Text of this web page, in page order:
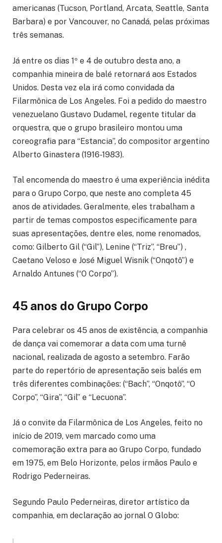
americanas (Tucson, Portland, Arcata, Seattle, Santa
Barbara) e por Vancouver, no Canadá, pelas próximas
três semanas.
Já entre os dias 1º e 4 de outubro desta ano, a
companhia mineira de balé retornará aos Estados
Unidos. Desta vez ela irá como convidada da
Filarmônica de Los Angeles. Foi a pedido do maestro
venezuelano Gustavo Dudamel, regente titular da
orquestra, que o grupo brasileiro montou uma
coreografia para “Estancia”, do compositor argentino
Alberto Ginastera (1916-1983).
Tal encomenda do maestro é uma experiência inédita
para o Grupo Corpo, que neste ano completa 45
anos de atividades. Geralmente, eles trabalham a
partir de temas compostos especificamente para
suas apresentações, dentre eles, nome renomados,
como: Gilberto Gil (“Gil”), Lenine (“Triz”, “Breu”) ,
Caetano Veloso e José Miguel Wisnik (“Onqotô”) e
Arnaldo Antunes (“O Corpo”).
45 anos do Grupo Corpo
Para celebrar os 45 anos de existência, a companhia
de dança vai comemorar a data com uma turnê
nacional, realizada de agosto a setembro. Farão
parte do repertório de apresentação seis balés em
três diferentes combinações: (“Bach”, “Onqotô”, “O
Corpo”, “Gira”, “Gil” e “Lecuona”.
Já o convite da Filarmônica de Los Angeles, feito no
início de 2019, vem marcado como uma
comemoração extra para ao Grupo Corpo, fundado
em 1975, em Belo Horizonte, pelos irmãos Paulo e
Rodrigo Pederneiras.
Segundo Paulo Pederneiras, diretor artístico da
companhia, em declaração ao jornal O Globo: